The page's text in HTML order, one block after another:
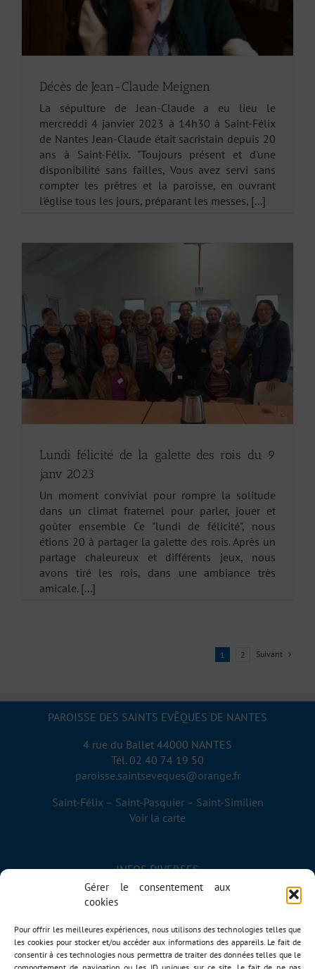
Gérer le consentement aux
cookies
Pour offrir les meilleures expériences, nous utilisons des technologies telles que
les cookies pour stocker et/ou accéder aux informations des appareils. Le fait de
consentir à ces technologies nous permettra de traiter des données telles que le
Décès de Jean-Claude Meignen
La sépulture de Jean-Claude a eu lieu le
mercreddi 4 janvier 2023 à 14h30 à Saint-Félix
de Nantes Jean-Claude était sacristain depuis 20
ans à Saint-Félix. "Toujours présent et d'une
disponibilité sans failles, Vous avez servi sans
compter les prêtres et la paroisse, en ouvrant
l'église tous les jours, préparant les messes, [...]
Lundi félicité de la galette des rois du 9
janv 2023
Un moment convivial pour rompre la solitude
dans un climat fraternel pour parler, jouer et
goûter ensemble Ce "lundi de félicité", nous
étions 20 à partager la galette des rois. Après un
partage chaleureux et différents jeux, nous
avons tiré les rois, dans une ambiance très
amicale. [...]
1 2 Suivant
PAROISSE DES SAINTS EVÊQUES DE NANTES
4 rue du Ballet 44000 NANTES
Tél. 02 40 74 19 50
paroisse.saintseveques@orange.fr
Saint-Félix – Saint-Pasquier – Saint-Similien
Voir la carte
INFOS DIVERSES
Diocèse de Nantes